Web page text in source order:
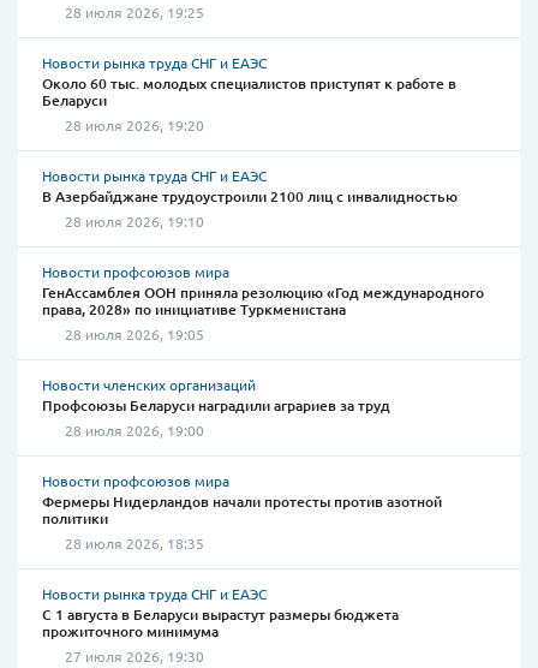
28 июля 2026, 19:25
Новости рынка труда СНГ и ЕАЭС
Около 60 тыс. молодых специалистов приступят к работе в
Беларуси
28 июля 2026, 19:20
Новости рынка труда СНГ и ЕАЭС
В Азербайджане трудоустроили 2100 лиц с инвалидностью
28 июля 2026, 19:10
Новости профсоюзов мира
ГенАссамблея ООН приняла резолюцию «Год международного
права, 2028» по инициативе Туркменистана
28 июля 2026, 19:05
Новости членских организаций
Профсоюзы Беларуси наградили аграриев за труд
28 июля 2026, 19:00
Новости профсоюзов мира
Фермеры Нидерландов начали протесты против азотной
политики
28 июля 2026, 18:35
Новости рынка труда СНГ и ЕАЭС
С 1 августа в Беларуси вырастут размеры бюджета
прожиточного минимума
27 июля 2026, 19:30